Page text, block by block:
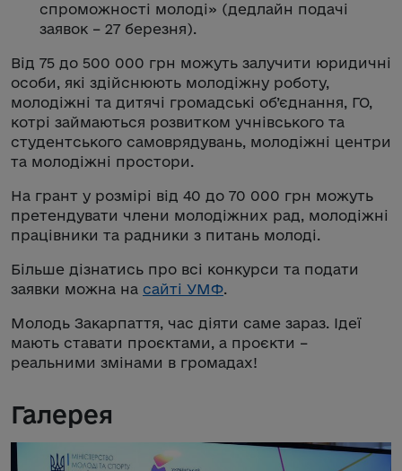
спроможності молоді» (дедлайн подачі
заявок – 27 березня).
Від 75 до 500 000 грн можуть залучити юридичні
особи, які здійснюють молодіжну роботу,
молодіжні та дитячі громадські об’єднання, ГО,
котрі займаються розвитком учнівського та
студентського самоврядувань, молодіжні центри
та молодіжні простори.
На грант у розмірі від 40 до 70 000 грн можуть
претендувати члени молодіжних рад, молодіжні
працівники та радники з питань молоді.
Більше дізнатись про всі конкурси та подати
заявки можна на сайті УМФ.
Молодь Закарпаття, час діяти саме зараз. Ідеї
мають ставати проєктами, а проєкти –
реальними змінами в громадах!
Галерея